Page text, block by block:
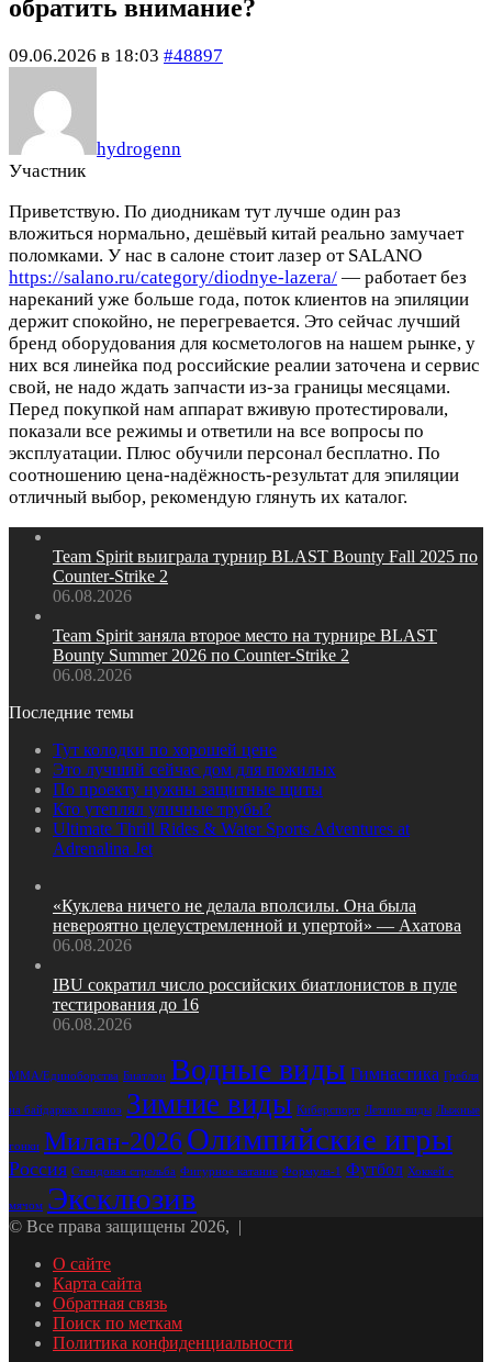
обратить внимание?
09.06.2026 в 18:03 #48897
hydrogenn
Участник
Приветствую. По диодникам тут лучше один раз
вложиться нормально, дешёвый китай реально замучает
поломками. У нас в салоне стоит лазер от SALANO
https://salano.ru/category/diodnye-lazera/ — работает без
нареканий уже больше года, поток клиентов на эпиляции
держит спокойно, не перегревается. Это сейчас лучший
бренд оборудования для косметологов на нашем рынке, у
них вся линейка под российские реалии заточена и сервис
свой, не надо ждать запчасти из-за границы месяцами.
Перед покупкой нам аппарат вживую протестировали,
показали все режимы и ответили на все вопросы по
эксплуатации. Плюс обучили персонал бесплатно. По
соотношению цена-надёжность-результат для эпиляции
отличный выбор, рекомендую глянуть их каталог.
Team Spirit выиграла турнир BLAST Bounty Fall 2025 по
Counter‑Strike 2
06.08.2026
Team Spirit заняла второе место на турнире BLAST
Bounty Summer 2026 по Counter‑Strike 2
06.08.2026
Последние темы
Тут колодки по хорошей цене
Это лучший сейчас дом для пожилых
По проекту нужны защитные щиты
Кто утеплял уличные трубы?
Ultimate Thrill Rides & Water Sports Adventures at
Adrenalina Jet
«Куклева ничего не делала вполсилы. Она была
невероятно целеустремленной и упертой» — Ахатова
06.08.2026
IBU сократил число российских биатлонистов в пуле
тестирования до 16
06.08.2026
MMA/Единоборства Биатлон Водные виды Гимнастика Гребля
на байдарках и каноэ Зимние виды Киберспорт Летние виды Лыжные
гонки Милан-2026Олимпийские игры
Россия Стендовая стрельба Фигурное катание Формула-1 Футбол Хоккей с
мячом Эксклюзив
© Все права защищены 2026, |
О сайте
Карта сайта
Обратная связь
Поиск по меткам
Политика конфиденциальности